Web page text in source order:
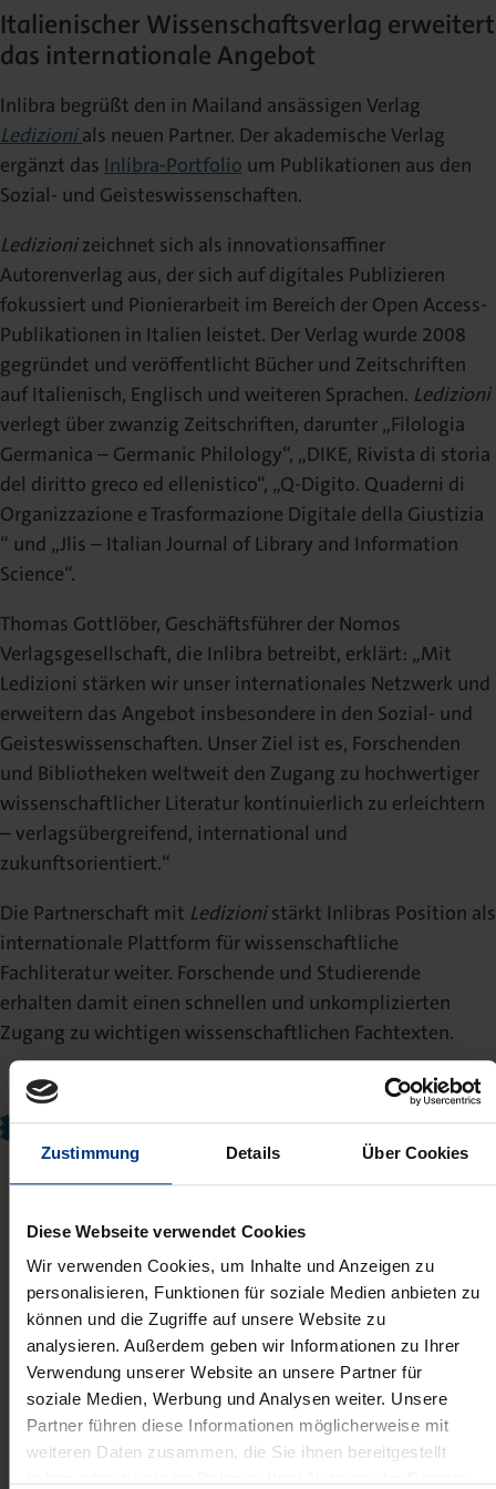
Zustimmung Details Über Cookies
Diese Webseite verwendet Cookies
Wir verwenden Cookies, um Inhalte und Anzeigen zu
personalisieren, Funktionen für soziale Medien anbieten zu
können und die Zugriffe auf unsere Website zu
analysieren. Außerdem geben wir Informationen zu Ihrer
Verwendung unserer Website an unsere Partner für
soziale Medien, Werbung und Analysen weiter. Unsere
Partner führen diese Informationen möglicherweise mit
weiteren Daten zusammen, die Sie ihnen bereitgestellt
Die Nomos Verlagsgesellschaft
Das Lektorat
News
Neuigkeiten & Aktuelles
Karriere
Ihre Einstiegsmöglichkeiten
Termine
Nomos für Sie vor Ort
NomosEvents
Online und Live
Fachbücher für Jurist:innen
Rechtswissenschaft
Sozialwissenschaften
Geisteswissenschaften
Inlibra
Die digitale Bibliothek
Wissenschaftlich publizieren
Jetzt Autor:in werden
rund um Ihre Publikation
Open Access
Themenwelten und Newsletter
Presse & Rezensionswesen
Dozentenservice
Belegexemplar für Lehrende
Mediadaten
Werben in Fachzeitschriften
Kataloge
Aktuelle Prospekte zum Download
FAQ
Häufige Fragen
Shop
Podcast
Italienischer Wissenschaftsverlag erweitert
das internationale Angebot
Inlibra begrüßt den in Mailand ansässigen Verlag
Ledizioni als neuen Partner. Der akademische Verlag
ergänzt das Inlibra-Portfolio um Publikationen aus den
Sozial- und Geisteswissenschaften.
Ledizionizeichnet sich als innovationsaffiner
Autorenverlag aus, der sich auf digitales Publizieren
fokussiert und Pionierarbeit im Bereich der Open Access-
Publikationen in Italien leistet. Der Verlag wurde 2008
gegründet und veröffentlicht Bücher und Zeitschriften
auf Italienisch, Englisch und weiteren Sprachen. Ledizioni
verlegt über zwanzig Zeitschriften, darunter „Filologia
Germanica – Germanic Philology“, „DIKE, Rivista di storia
del diritto greco ed ellenistico“, „Q-Digito. Quaderni di
Organizzazione e Trasformazione Digitale della Giustizia
“ und „Jlis – Italian Journal of Library and Information
Science“.
Thomas Gottlöber, Geschäftsführer der Nomos
Verlagsgesellschaft, die Inlibra betreibt, erklärt: „Mit
Ledizioni stärken wir unser internationales Netzwerk und
erweitern das Angebot insbesondere in den Sozial- und
Geisteswissenschaften. Unser Ziel ist es, Forschenden
und Bibliotheken weltweit den Zugang zu hochwertiger
wissenschaftlicher Literatur kontinuierlich zu erleichtern
– verlagsübergreifend, international und
zukunftsorientiert.“
Die Partnerschaft mit Ledizionistärkt Inlibras Position als
internationale Plattform für wissenschaftliche
Fachliteratur weiter. Forschende und Studierende
erhalten damit einen schnellen und unkomplizierten
Zugang zu wichtigen wissenschaftlichen Fachtexten.
Wir freuen uns sehr, als Vertriebspartner mit Inlibra
zusammenzuarbeiten. Seit seiner Gründung im Jahr 2008
hat sich Ledizioni zum Ziel gesetzt, hochwertige
Sozialwissenschaften durch ‚Digital-First‘- und Open-
Access-Veröffentlichungen einem möglichst breiten
Publikum zugänglich zu machen. Die Partnerschaft mit
Inlibra ist ein wichtiger Schritt, um die internationale
Reichweite unserer Autoren und Zeitschriften zu
vergrößern und sie mit Forschern und Institutionen in
neuen Märkten zu vernetzen.
Nicola Cavalli ,